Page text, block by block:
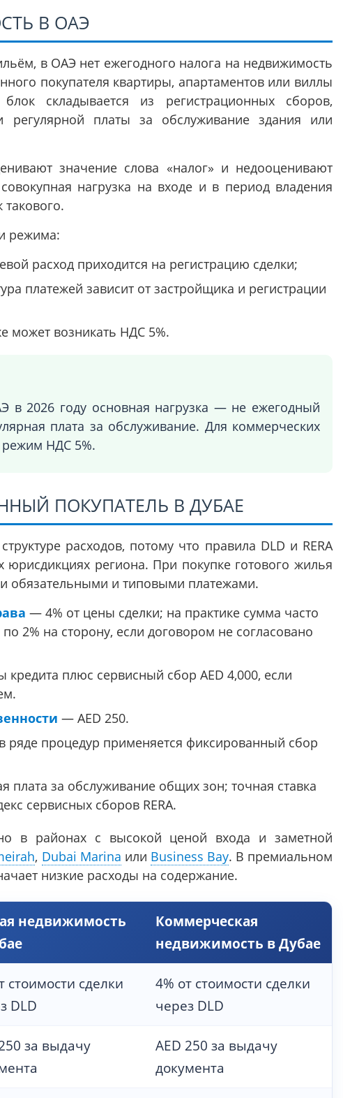
В ОАЭ
в ОАЭ нет ежегодного налога на недвижимость
покупателя квартиры, апартаментов или виллы
складывается из регистрационных сборов,
платы за обслуживание здания или
значение слова «налог» и недооценивают
нагрузка на входе и в период владения
такового.
режима:
расход приходится на регистрацию сделки;
платежей зависит от застройщика и регистрации
может возникать НДС 5%.
в 2026 году основная нагрузка — не ежегодный
плата за обслуживание. Для коммерческих
режим НДС 5%.
ПОКУПАТЕЛЬ В ДУБАЕ
расходов, потому что правила DLD и RERA
региона. При покупке готового жилья
обязательными и типовыми платежами.
— 4% от цены сделки; на практике сумма часто
2% на сторону, если договором не согласовано
плюс сервисный сбор AED 4,000, если
— AED 250.
ряде процедур применяется фиксированный сбор
плата за обслуживание общих зон; точная ставка
сервисных сборов RERA.
в районах с высокой ценой входа и заметной
, Dubai Marina или Business Bay. В премиальном
низкие расходы на содержание.
недвижимость
Коммерческая
недвижимость в Дубае
стоимости сделки
DLD
4% от стоимости сделки
через DLD
за выдачу
AED 250 за выдачу
документа